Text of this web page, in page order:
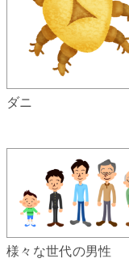
ダニ
様々な世代の男性